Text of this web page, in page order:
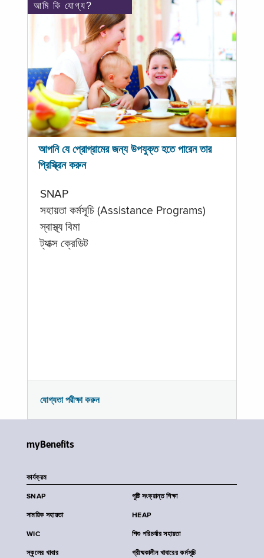
আমি কি যোগ্য?
আপনি যে প্রোগ্রামের জন্য উপযুক্ত হতে পারেন তার
প্রিস্ক্রিন করুন
SNAP
সহায়তা কর্মসূচি (Assistance Programs)
স্বাস্থ্য বিমা
ট্যাক্স ক্রেডিট
যোগ্যতা পরীক্ষা করুন
myBenefits
কার্যক্রম
SNAP পুষ্টি সংক্রান্ত শিক্ষা
সাময়িক সহায়তা HEAP
WIC শিশু পরিচর্যার সহায়তা
স্কুলের খাবার
গ্রীষ্মকালীন খাবারের কর্মসূচি